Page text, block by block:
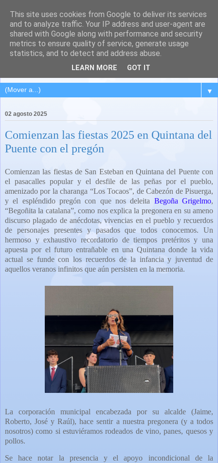
QUINTANA DEL PUENTE
(Palencia)
Pueblo del Cerrato palentino
▼
02 agosto 2025
Comienzan las fiestas 2025 en Quintana del
Puente con el pregón
Comienzan las fiestas de San Esteban en Quintana del Puente con
el pasacalles popular y el desfile de las peñas por el pueblo,
amenizado por la charanga “Los Tocaos”, de Cabezón de Pisuerga,
y el espléndido pregón con que nos deleita Begoña Grigelmo,
“Begoñita la catalana”, como nos explica la pregonera en su ameno
discurso plagado de anécdotas, vivencias en el pueblo y recuerdos
de personajes presentes y pasados que todos conocemos. Un
hermoso y exhaustivo recordatorio de tiempos pretéritos y una
apuesta por el futuro entrañable en una Quintana donde la vida
actual se funde con los recuerdos de la infancia y juventud de
aquellos veranos infinitos que aún persisten en la memoria.
La corporación municipal encabezada por su alcalde (Jaime,
Roberto, José y Raúl), hace sentir a nuestra pregonera (y a todos
nosotros) como si estuviéramos rodeados de vino, panes, quesos y
pollos.
Se hace notar la presencia y el apoyo incondicional de la
This site uses cookies from Google to deliver its services
and to analyze traffic. Your IP address and user-agent are
shared with Google along with performance and security
metrics to ensure quality of service, generate usage
statistics, and to detect and address abuse.
LEARN MORE GOT IT